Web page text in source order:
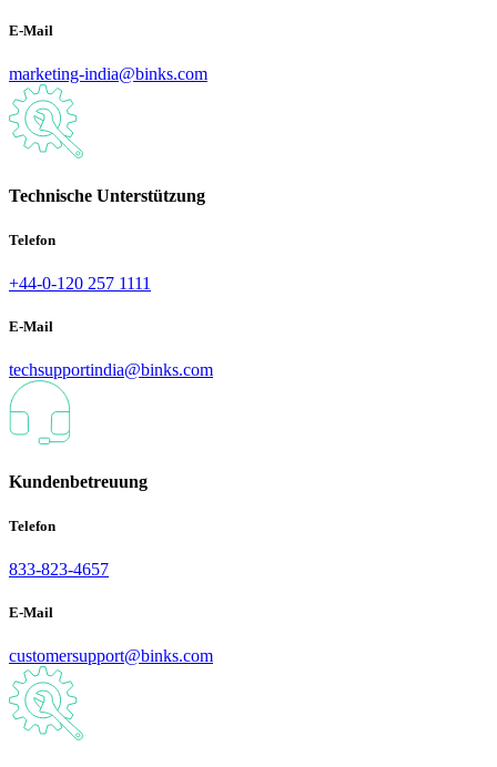
E-Mail
marketing-india@binks.com
Technische Unterstützung
Telefon
+44-0-120 257 1111
E-Mail
techsupportindia@binks.com
Kundenbetreuung
Telefon
833-823-4657
E-Mail
customersupport@binks.com